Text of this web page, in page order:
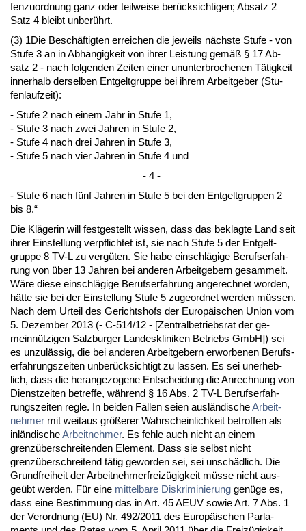
fen­zu­ord­nung ganz oder teil­wei­se berück­sich­ti­gen; Ab­satz 2
Satz 4 bleibt un­berührt.
(3) 1Die Beschäftig­ten er­rei­chen die je­weils nächs­te Stu­fe - von
Stu­fe 3 an in Abhängig­keit von ih­rer Leis­tung gemäß § 17 Ab­
satz 2 - nach fol­gen­den Zei­ten ei­ner un­un­ter­bro­che­nen Tätig­keit
in­ner­halb der­sel­ben Ent­gelt­grup­pe bei ih­rem Ar­beit­ge­ber (Stu­
fen­lauf­zeit):
- Stu­fe 2 nach ei­nem Jahr in Stu­fe 1,
- Stu­fe 3 nach zwei Jah­ren in Stu­fe 2,
- Stu­fe 4 nach drei Jah­ren in Stu­fe 3,
- Stu­fe 5 nach vier Jah­ren in Stu­fe 4 und
- 4 -
- Stu­fe 6 nach fünf Jah­ren in Stu­fe 5 bei den Ent­gelt­grup­pen 2
bis 8.“
Die Kläge­rin will fest­ge­stellt wis­sen, dass das be­klag­te Land seit
ih­rer Ein­stel­lung ver­pflich­tet ist, sie nach Stu­fe 5 der Ent­gelt­
grup­pe 8 TV-L zu vergüten. Sie ha­be ein­schlägi­ge Be­rufs­er­fah­
rung von über 13 Jah­ren bei an­de­ren Ar­beit­ge­bern ge­sam­melt.
Wäre die­se ein­schlägi­ge Be­rufs­er­fah­rung an­ge­rech­net wor­den,
hätte sie bei der Ein­stel­lung Stu­fe 5 zu­ge­ord­net wer­den müssen.
Nach dem Ur­teil des Ge­richts­hofs der Eu­ropäischen Uni­on vom
5. De­zem­ber 2013 (- C-514/12 - [Zen­tral­be­triebs­rat der ge­
meinnützi­gen Salz­bur­ger Lan­des­kli­ni­ken Be­triebs GmbH]) sei
es un­zulässig, die bei an­de­ren Ar­beit­ge­bern er­wor­be­nen Be­rufs­
er­fah­rungs­zei­ten un­berück­sich­tigt zu las­sen. Es sei un­er­heb­
lich, dass die her­an­ge­zo­ge­ne Ent­schei­dung die An­rech­nung von
Dienst­zei­ten be­tref­fe, während § 16 Abs. 2 TV-L Be­rufs­er­fah­
rungs­zei­ten reg­le. In bei­den Fällen sei­en ausländi­scheAr­beit­
neh­mer mit weit­aus größerer Wahr­schein­lich­keit be­trof­fen als
inländi­scheAr­beit­neh­mer. Es feh­le auch nicht an ei­nem
grenzüber­schrei­ten­den Ele­ment. Dass sie selbst nicht
grenzüber­schrei­tend tätig ge­wor­den sei, sei unschädlich. Die
Grund­frei­heit der Ar­beit­neh­mer­freizügig­keit müsse nicht aus­
geübt wer­den. Für ei­ne mit­tel­ba­re Dis­kri­mi­nie­rung genüge es,
dass ei­ne Be­stim­mung das in Art. 45 AEUV so­wie Art. 7 Abs. 1
der Ver­ord­nung (EU) Nr. 492/2011 des Eu­ropäischen Par­la­